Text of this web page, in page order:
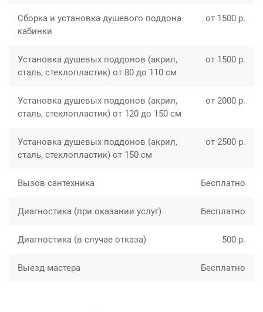
Сборка и установка душевого поддона
кабинки
от 1500 р.
Установка душевых поддонов (акрил,
сталь, стеклопластик) от 80 до 110 см
от 1500 р.
Установка душевых поддонов (акрил,
сталь, стеклопластик) от 120 до 150 см
от 2000 р.
Установка душевых поддонов (акрил,
сталь, стеклопластик) от 150 см
от 2500 р.
Вызов сантехника Бесплатно
Диагностика (при оказании услуг) Бесплатно
Диагностика (в случае отказа) 500 р.
Выезд мастера Бесплатно